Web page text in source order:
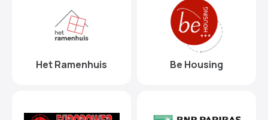
Het Ramenhuis Be Housing